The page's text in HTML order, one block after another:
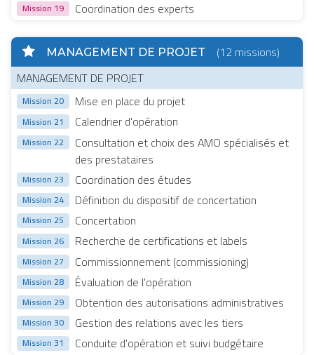
Mission 19 Coordination des experts
MANAGEMENT DE PROJET
(12 missions)
MANAGEMENT DE PROJET
Mission 20 Mise en place du projet
Mission 21 Calendrier d'opération
Mission 22
Consultation et choix des AMO spécialisés et
des prestataires
Mission 23 Coordination des études
Mission 24 Définition du dispositif de concertation
Mission 25 Concertation
Mission 26 Recherche de certifications et labels
Mission 27 Commissionnement (commissioning)
Mission 28 Évaluation de l'opération
Mission 29 Obtention des autorisations administratives
Mission 30 Gestion des relations avec les tiers
Mission 31 Conduite d'opération et suivi budgétaire